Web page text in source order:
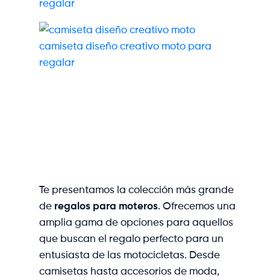
regalar
camiseta diseño creativo moto para
regalar
Te presentamos la colección más grande
de regalos para moteros. Ofrecemos una
amplia gama de opciones para aquellos
que buscan el regalo perfecto para un
entusiasta de las motocicletas. Desde
camisetas hasta accesorios de moda,